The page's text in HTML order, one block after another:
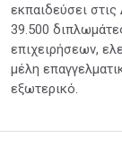
εκπαιδεύσει
39.500
επιχειρήσεων,
μέλη
εξωτερικό.